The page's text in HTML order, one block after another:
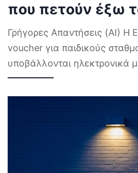
που πετούν έξω
Γρήγορες Απαντήσεις (AI) Η
voucher για παιδικούς
υποβάλλονται ηλεκτρονικά